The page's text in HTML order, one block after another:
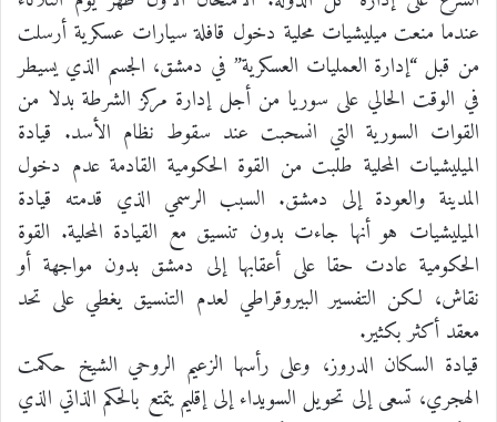
عندما منعت ميليشيات محلية دخول قافلة سيارات عسكرية أرسلت
من قبل “إدارة العمليات العسكرية” في دمشق، الجسم الذي يسيطر
في الوقت الحالي على سوريا من أجل إدارة مركز الشرطة بدلا من
القوات السورية التي انسحبت عند سقوط نظام الأسد. قيادة
الميليشيات المحلية طلبت من القوة الحكومية القادمة عدم دخول
المدينة والعودة إلى دمشق. السبب الرسمي الذي قدمته قيادة
الميليشيات هو أنها جاءت بدون تنسيق مع القيادة المحلية. القوة
الحكومية عادت حقا على أعقابها إلى دمشق بدون مواجهة أو
نقاش، لكن التفسير البيروقراطي لعدم التنسيق يغطي على تحد
معقد أكثر بكثير.
قيادة السكان الدروز، وعلى رأسها الزعيم الروحي الشيخ حكمت
الهجري، تسعى إلى تحويل السويداء إلى إقليم يتمتع بالحكم الذاتي الذي